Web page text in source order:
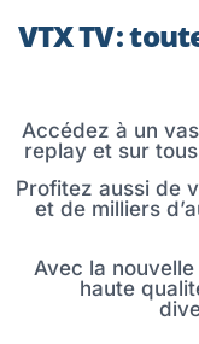
VTX TV :
Accédez à un
replay et sur
Profitez aussi de
et de milliers
Avec la nouvelle
haute